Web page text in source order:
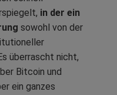
in der ein
sowohl von der
überrascht nicht,
Bitcoin und
ein ganzes